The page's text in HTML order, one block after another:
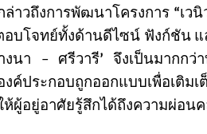
ล่าวถึงการพัฒนาโครงการ “เว
อบโจทย์ทั้งด้านดีไซน์ ฟังก์ชัน
งนา – ศรีวารี’ จึงเป็นมากกว่
ค์ประกอบถูกออกแบบเพื่อเติม
ห้ผู้อยู่อาศัยรู้สึกได้ถึงความผ่อน